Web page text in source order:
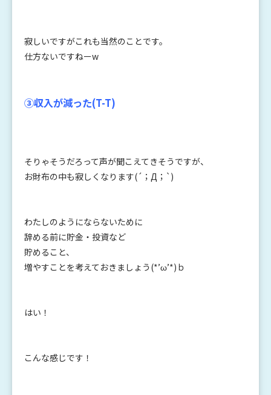
寂しいですがこれも当然のことです。
仕方ないですねーw
③収入が減った(T-T)
そりゃそうだろって声が聞こえてきそうですが、
お財布の中も寂しくなります(´；Д；`)
わたしのようにならないために
辞める前に貯金・投資など
貯めること、
増やすことを考えておきましょう(*’ω’*)ｂ
はい！
こんな感じです！